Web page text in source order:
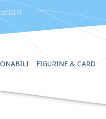
FIGURINE & CARD